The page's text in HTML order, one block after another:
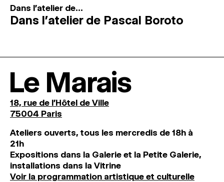
Dans l'atelier de...
Dans l’atelier de Pascal Boroto
Le Marais
18, rue de l'Hôtel de Ville
75004 Paris
Ateliers ouverts, tous les mercredis de 18h à
21h
Expositions dans la Galerie et la Petite Galerie,
installations dans la Vitrine
Voir la programmation artistique et culturelle